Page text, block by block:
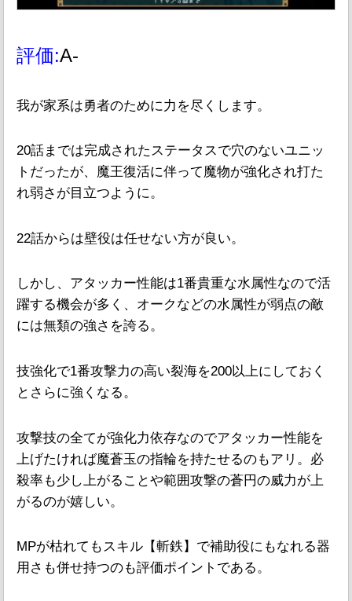
評価:A-
我が家系は勇者のために力を尽くします。
20話までは完成されたステータスで穴のないユニッ
トだったが、魔王復活に伴って魔物が強化され打た
れ弱さが目立つように。
22話からは壁役は任せない方が良い。
しかし、アタッカー性能は1番貴重な水属性なので活
躍する機会が多く、オークなどの水属性が弱点の敵
には無類の強さを誇る。
技強化で1番攻撃力の高い裂海を200以上にしておく
とさらに強くなる。
攻撃技の全てが強化力依存なのでアタッカー性能を
上げたければ魔蒼玉の指輪を持たせるのもアリ。必
殺率も少し上がることや範囲攻撃の蒼円の威力が上
がるのが嬉しい。
MPが枯れてもスキル【斬鉄】で補助役にもなれる器
用さも併せ持つのも評価ポイントである。